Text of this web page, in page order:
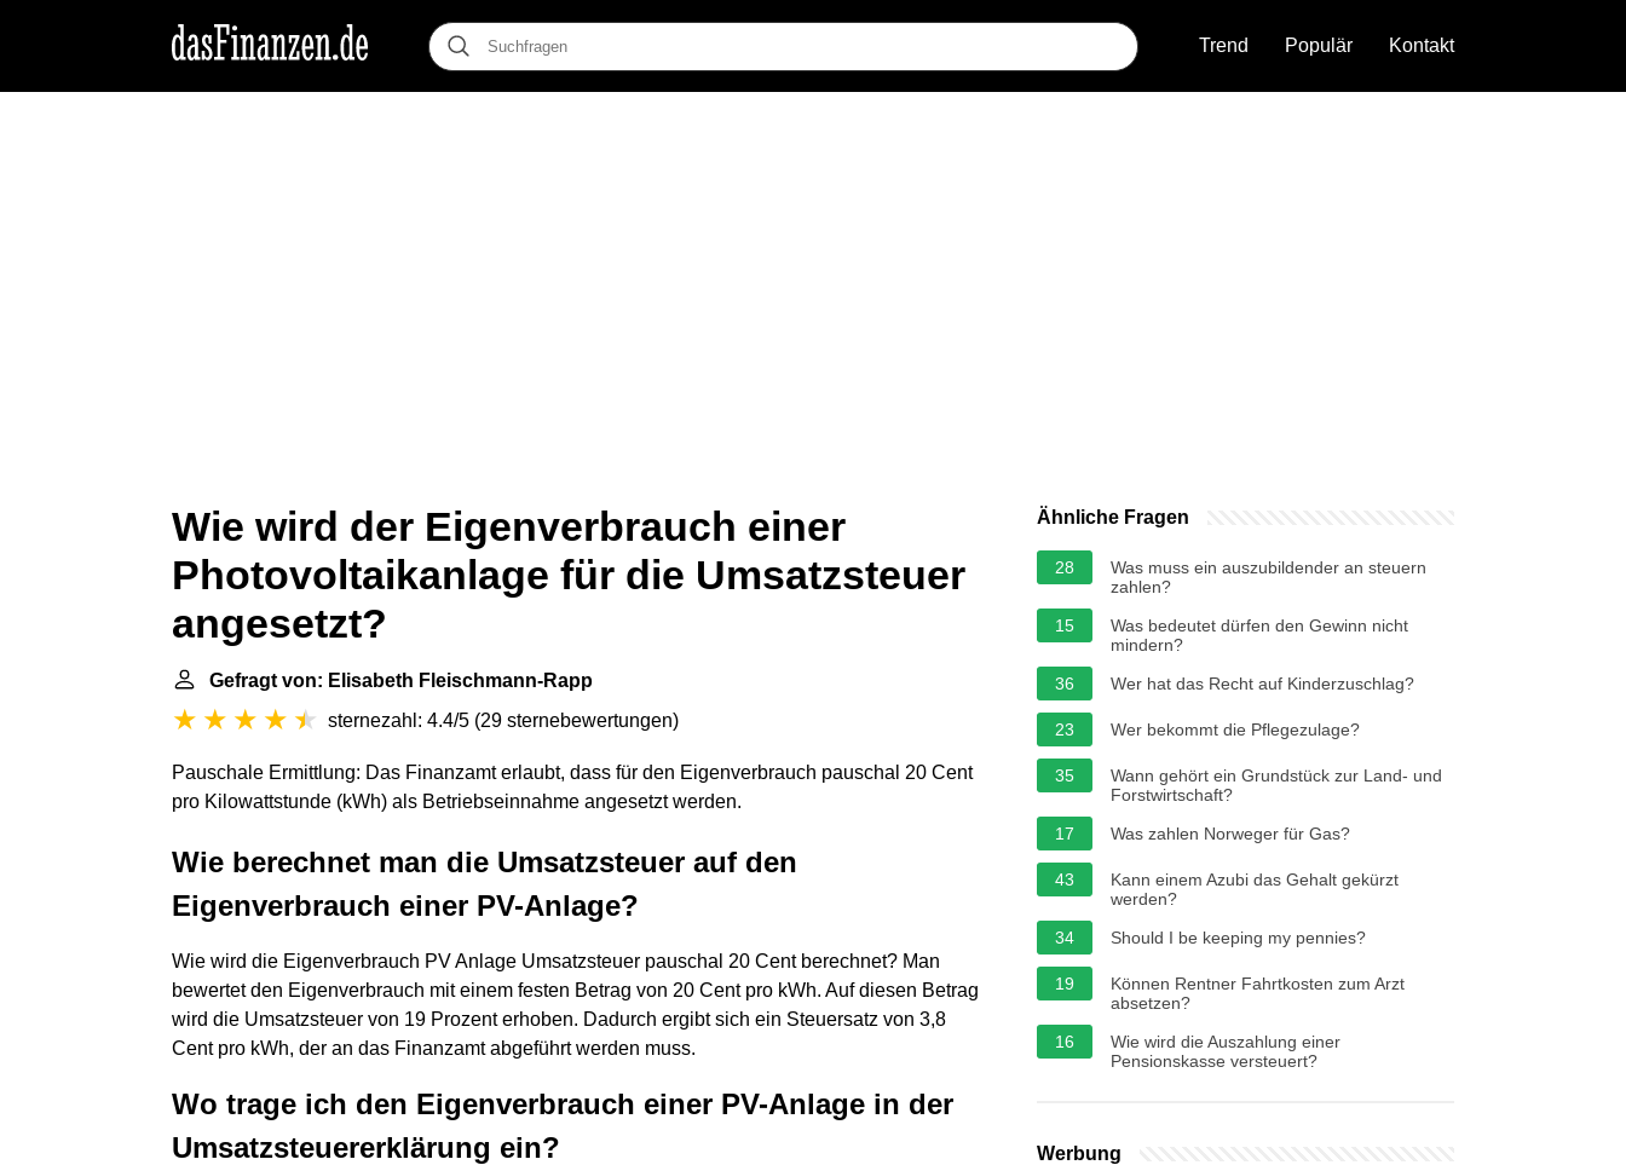
Trend Populär Kontakt
Wie wird der Eigenverbrauch einer
Photovoltaikanlage für die Umsatzsteuer
angesetzt?
Gefragt von: Elisabeth Fleischmann-Rapp
sternezahl: 4.4/5 (29 sternebewertungen)
Pauschale Ermittlung: Das Finanzamt erlaubt, dass für den Eigenverbrauch pauschal 20 Cent
pro Kilowattstunde (kWh) als Betriebseinnahme angesetzt werden.
Wie berechnet man die Umsatzsteuer auf den
Eigenverbrauch einer PV-Anlage?
Wie wird die Eigenverbrauch PV Anlage Umsatzsteuer pauschal 20 Cent berechnet? Man
bewertet den Eigenverbrauch mit einem festen Betrag von 20 Cent pro kWh. Auf diesen Betrag
wird die Umsatzsteuer von 19 Prozent erhoben. Dadurch ergibt sich ein Steuersatz von 3,8
Cent pro kWh, der an das Finanzamt abgeführt werden muss.
Wo trage ich den Eigenverbrauch einer PV-Anlage in der
Umsatzsteuererklärung ein?
Ähnliche Fragen
28
Was muss ein auszubildender an steuern
zahlen?
15
Was bedeutet dürfen den Gewinn nicht
mindern?
36
Wer hat das Recht auf Kinderzuschlag?
23 Wer bekommt die Pflegezulage?
35
Wann gehört ein Grundstück zur Land- und
Forstwirtschaft?
17
Was zahlen Norweger für Gas?
43
Kann einem Azubi das Gehalt gekürzt
werden?
34
Should I be keeping my pennies?
19
Können Rentner Fahrtkosten zum Arzt
absetzen?
16
Wie wird die Auszahlung einer
Pensionskasse versteuert?
Werbung